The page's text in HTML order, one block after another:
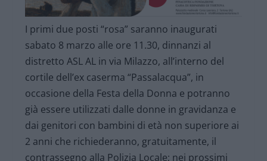
I primi due posti “rosa” saranno inaugurati
sabato 8 marzo alle ore 11.30, dinnanzi al
distretto ASL AL in via Milazzo, all’interno del
cortile dell’ex caserma “Passalacqua”, in
occasione della Festa della Donna e potranno
già essere utilizzati dalle donne in gravidanza e
dai genitori con bambini di età non superiore ai
2 anni che richiederanno, gratuitamente, il
contrassegno alla Polizia Locale; nei prossimi